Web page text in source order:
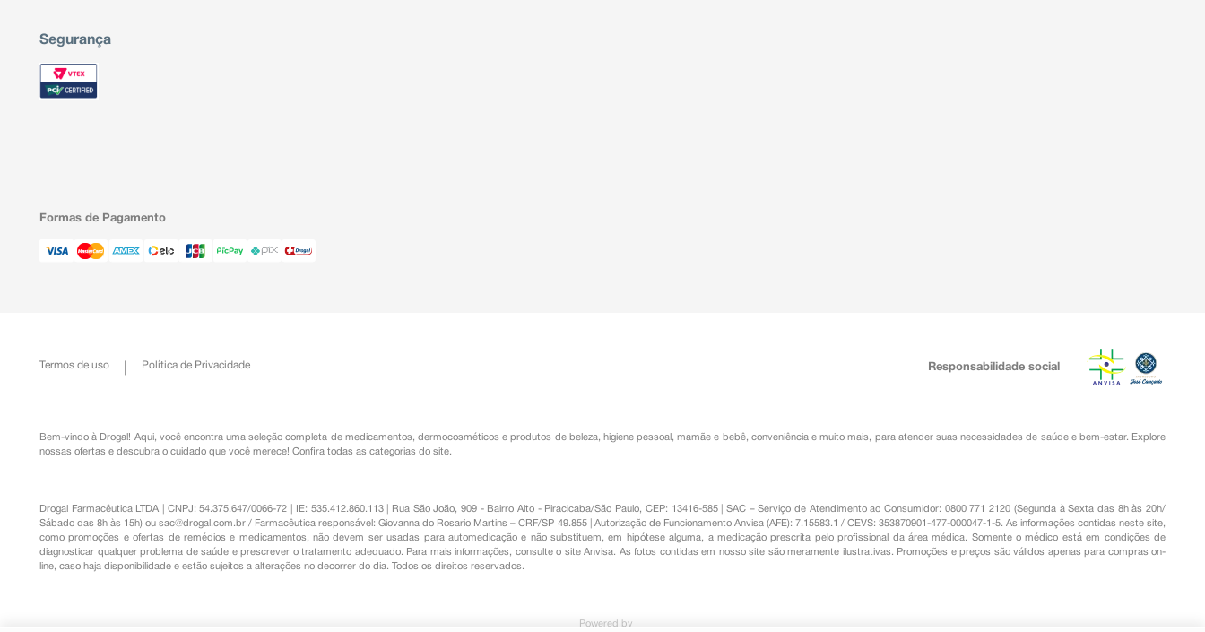
Segurança
Formas de Pagamento
Termos de uso Política de Privacidade Responsabilidade social
Bem-vindo à Drogal! Aqui, você encontra uma seleção completa de medicamentos ,dermocosméticos e produtos de beleza, higiene pessoal ,mamãe e bebê, conveniênciae muito mais, para atender suas necessidades de saúde e bem-estar. Explore
nossas ofertas e descubra o cuidado que você merece! Confira todas as categorias do site.
Drogal Farmacêutica LTDA | CNPJ: 54.375.647/0066-72 | IE: 535.412.860.113 | Rua São João, 909 - Bairro Alto - Piracicaba/São Paulo, CEP: 13416-585 | SAC – Serviço de Atendimento ao Consumidor: 0800 771 2120 (Segunda à Sexta das 8h às 20h/
Sábado das 8h às 15h) ousac@drogal.com.br / Farmacêutica responsável: Giovanna do Rosario Martins – CRF/SP 49.855 | Autorização de Funcionamento Anvisa (AFE): 7.15583.1 / CEVS: 353870901-477-000047-1-5. As informações contidas neste site,
como promoções e ofertas de remédios e medicamentos, não devem ser usadas para automedicação e não substituem, em hipótese alguma, a medicação prescrita pelo profissional da área médica. Somente o médico está em condições de
diagnosticar qualquer problema de saúde e prescrever o tratamento adequado. Para mais informações, consulte o site Anvisa. As fotos contidas em nosso site são meramente ilustrativas. Promoções e preços são válidos apenas para compras on-
line, caso haja disponibilidade e estão sujeitos a alterações no decorrer do dia. Todos os direitos reservados.
Powered by